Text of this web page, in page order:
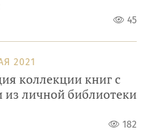
45
2021
коллекции книг с
личной библиотеки
182